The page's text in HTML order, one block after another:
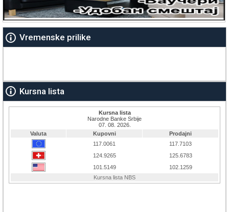
Vremenske prilike
Kursna lista